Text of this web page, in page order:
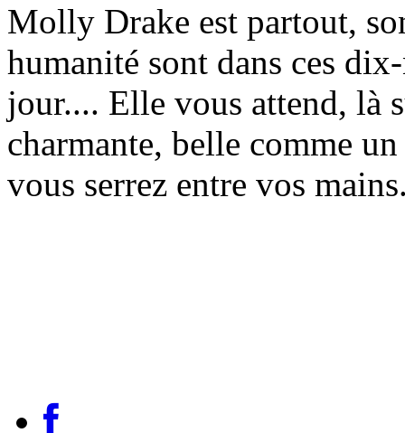
Molly Drake est partout,
humanité sont dans ces
jour.... Elle vous attend, là
charmante, belle comme
vous serrez entre vos